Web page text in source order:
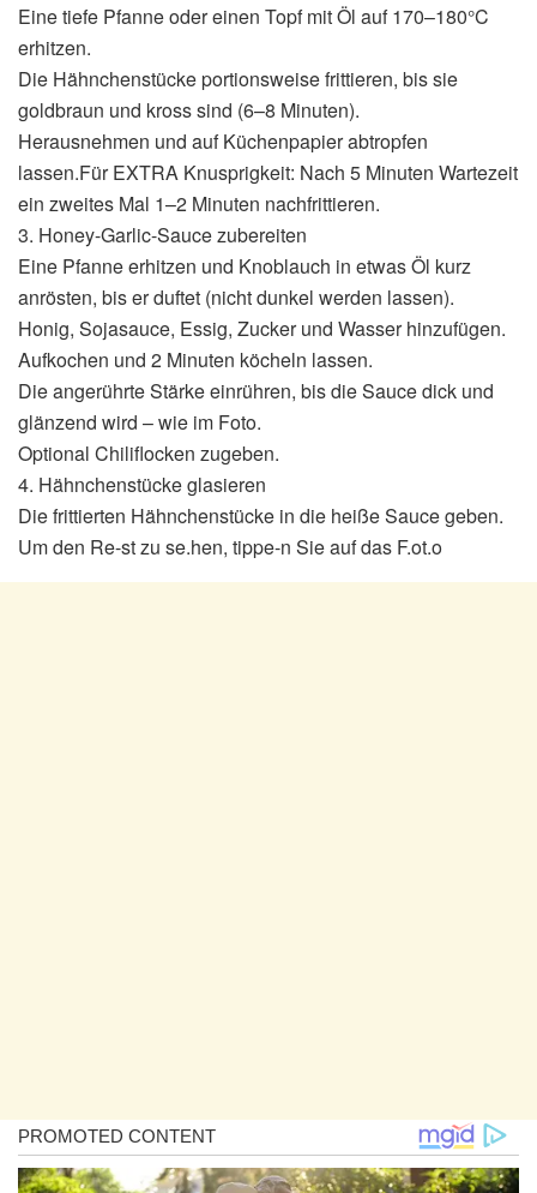
Eine tiefe Pfanne oder einen Topf mit Öl auf 170–180°C
erhitzen.
Die Hähnchenstücke portionsweise frittieren, bis sie
goldbraun und kross sind (6–8 Minuten).
Herausnehmen und auf Küchenpapier abtropfen
lassen.Für EXTRA Knusprigkeit: Nach 5 Minuten Wartezeit
ein zweites Mal 1–2 Minuten nachfrittieren.
3. Honey-Garlic-Sauce zubereiten
Eine Pfanne erhitzen und Knoblauch in etwas Öl kurz
anrösten, bis er duftet (nicht dunkel werden lassen).
Honig, Sojasauce, Essig, Zucker und Wasser hinzufügen.
Aufkochen und 2 Minuten köcheln lassen.
Die angerührte Stärke einrühren, bis die Sauce dick und
glänzend wird – wie im Foto.
Optional Chiliflocken zugeben.
4. Hähnchenstücke glasieren
Die frittierten Hähnchenstücke in die heiße Sauce geben.
Um den Re-st zu se.hen, tippe-n Sie auf das F.ot.o